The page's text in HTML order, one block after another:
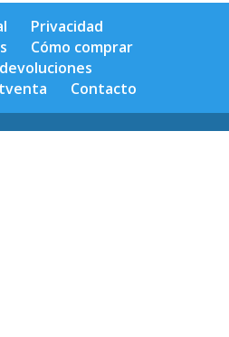
Privacidad
Cómo comprar
Contacto